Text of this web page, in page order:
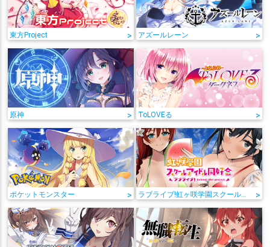
東方Project > アズールレーン >
原神 > ToLOVEる >
ポケットモンスター > >